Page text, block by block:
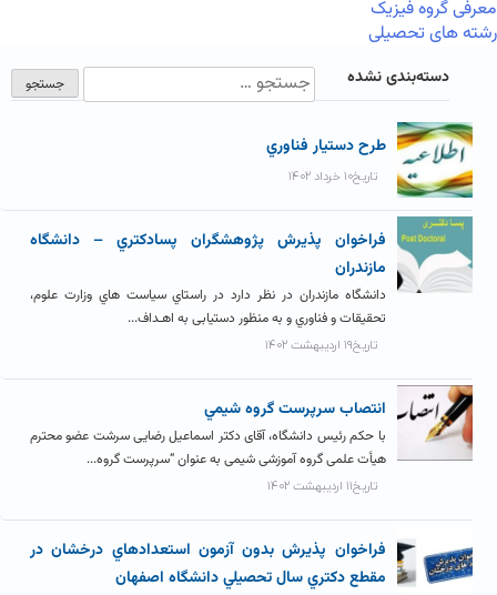
معرفی گروه فیزیک
رشته های تحصیلی
دسته‌بندی نشده
طرح دستيار فناوري
تاریخ۱۰ خرداد ۱۴۰۲
فراخوان پذيرش پژوهشگران پسادکتري – دانشگاه
مازندران
دانشگاه مازندران در نظر دارد در راستاي سیاست هاي وزارت علوم،
تحقیقات و فناوري و به منظور دستیابی به اهـداف...
تاریخ۱۹ اردیبهشت ۱۴۰۲
انتصاب سرپرست گروه شيمي
با حکم رئیس دانشگاه، آقای دکتر اسماعیل رضایی سرشت عضو محترم
هیأت علمی گروه آموزشی شیمی به عنوان “سرپرست گروه...
تاریخ۱۱ اردیبهشت ۱۴۰۲
فراخوان پذيرش بدون آزمون استعدادهاي درخشان در
مقطع دکتري سال تحصيلي دانشگاه اصفهان